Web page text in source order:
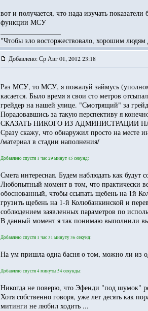
вот и получается, что нада изучать
функции МСУ
"Чтобы зло восторжествовало, хорошим людям
Добавлено: Ср Авг 01, 2012 23:18
Раз МСУ, то МСУ, я пожалуй займусь
касается. Было время я свои сто метров
грейдер на нашей улице. "Смотрящий" за
Порадовавшись за такую перспективу я
СКАЗАТЬ НИКОГО ИЗ АДМИНИСТРАЦИИ
Сразу скажу, что обнаружил просто на месте
/материал в стадии наполнения/
Добавлено спустя 1 час 29 минут 45 секунд:
Смета интересная. Будем наблюдать как будут
Любопытный момент в том, что практически
обоснованный, чтобы ссыпать щебень на 1й
грузить щебень на 1-й Колюбанкинской и
соблюдением заявленных параметров по
В данный момент я так понимаю выполнили
Добавлено спустя 1 час 31 минуту 36 секунд:
На ум пришла одна басня о том, можно ли из
Добавлено спустя 4 минуты 54 секунды:
Никогда не поверю, что Эфенди "под шумок"
Хотя собственно говоря, уже лет десять как
митинги не любил ходить ...